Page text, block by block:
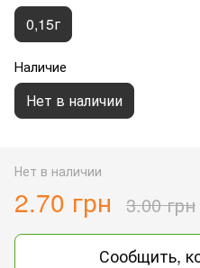
0,15г
Наличие
Нет в наличии
Нет в наличии
2.70 грн 3.00 грн
Сообщить,